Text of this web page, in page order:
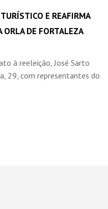
E REAFIRMA
ORLA DE FORTALEZA
à reeleição, José Sarto
29, com representantes do